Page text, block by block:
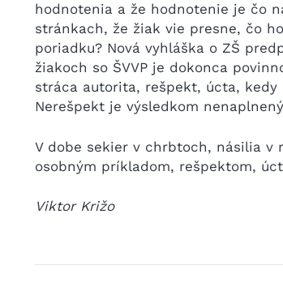
hodnotenia a že hodnotenie je čo
stránkach, že žiak vie presne, čo
poriadku? Nová vyhláška o ZŠ
žiakoch so ŠVVP je dokonca
stráca autorita, rešpekt, úcta,
Nerešpekt je výsledkom
V dobe sekier v chrbtoch, násilia v
osobným príkladom, rešpektom,
Viktor Križo